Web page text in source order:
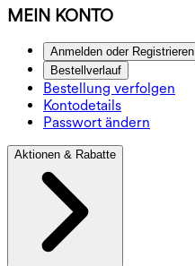
MEIN KONTO
Anmelden oder Registrieren
Bestellverlauf
Bestellung verfolgen
Kontodetails
Passwort ändern
Aktionen & Rabatte